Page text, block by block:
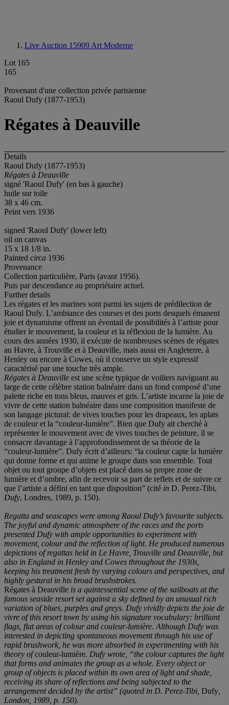
Live Auction 15909 Art Moderne
Lot 165
165
Provenant d'une collection privée parisienne
Raoul Dufy (1877-1953)
Régates à Deauville
Details
Raoul Dufy (1877-1953)
Régates à Deauville
signé 'Raoul Dufy' (en bas à gauche)
huile sur toile
38 x 46 cm.
Peint vers 1936
signed 'Raoul Dufy' (lower left)
oil on canvas
15 x 18 1/8 in.
Painted circa 1936
Provenance
Collection particulière, Paris (avant 1956).
Puis par descendance au propriétaire actuel.
Further details
Les régates et les marines sont parmi les sujets de prédilection de
Raoul Dufy. L’ambiance des courses et des ports desquels émanent
joie et dynamisme offrent un éventail de possibilités à l’artiste pour
étudier le mouvement, la couleur et la réflexion de la lumière. Au
cours des années 1930, il exécute de nombreuses scènes de régates
au Havre, à Trouville et à Deauville, mais aussi en Angleterre, à
Henley ou encore à Cowes, où il conserve un style expressif
caractérisé par une touche très ample.
Régates à Deauville est une scène typique de voiliers naviguant au
large de cette célèbre station balnéaire dans un fond composé d’une
palette riche en tons bleus, mauves et gris. L’artiste incarne la joie de
vivre de cette station balnéaire dans une composition manifeste de
son langage pictural: de vives touches pour les drapeaux, les aplats
de couleur et la “couleur-lumière”. Bien que Dufy ait cherché à
représenter le mouvement avec de vives touches de peinture, il se
consacre davantage à l’approfondissement de sa théorie de la
“couleur-lumière”. Dufy écrit d’ailleurs: “la couleur capte la lumière
qui donne forme et qui anime le groupe dans son ensemble. Tout
objet ou tout groupe d’objets est placé dans sa propre zone de
lumière et d’ombre, afin de recevoir sa part de reflets et de suivre ce
que l’artiste a défini en tant que disposition” (cité in D. Perez-Tibi,
Dufy, Londres, 1989, p. 150).
Regatta and seascapes were among Raoul Dufy’s favourite subjects.
The joyful and dynamic atmosphere of the races and the ports
presented Dufy with ample opportunities to experiment with
movement, colour and the reflection of light. He produced numerous
depictions of regattas held in Le Havre, Trouville and Deauville, but
also in England in Henley and Cowes throughout the 1930s,
keeping his treatment fresh by varying colours and perspectives, and
highly gestural in his broad brushstrokes.
Régates à Deauville is a quintessential scene of the sailboats at the
famous seaside resort set against a sky defined by an unusual rich
variation of blues, purples and greys. Dufy vividly depicts the joie de
vivre of this resort town by using his signature vocabulary: brilliant
flags, flat areas of colour and couleur-lumière. Although Dufy was
interested in depicting spontaneous movement through his use of
rapid brushwork, he was more absorbed in experimenting with his
theory ofcouleur-lumière. Dufy wrote, “the colour captures the light
that forms and animates the group as a whole. Every object or
group of objects is placed within its own area of light and shade,
receiving its share of reflections and being subjected to the
arrangement decided by the artist” (quoted in D. Perez-Tibi, Dufy
London, 1989, p. 150).